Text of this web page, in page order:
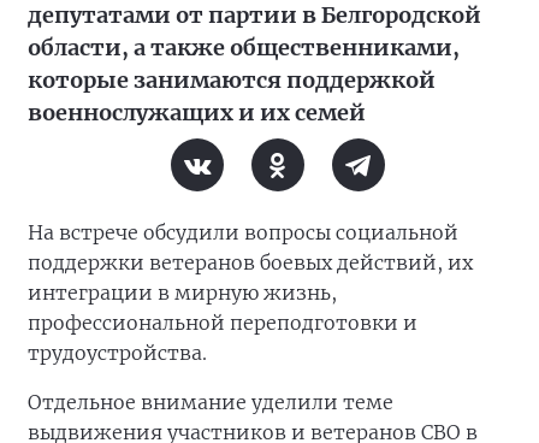
депутатами от партии в Белгородской
области, а также общественниками,
которые занимаются поддержкой
военнослужащих и их семей
На встрече обсудили вопросы социальной
поддержки ветеранов боевых действий, их
интеграции в мирную жизнь,
профессиональной переподготовки и
трудоустройства.
Отдельное внимание уделили теме
выдвижения участников и ветеранов СВО в